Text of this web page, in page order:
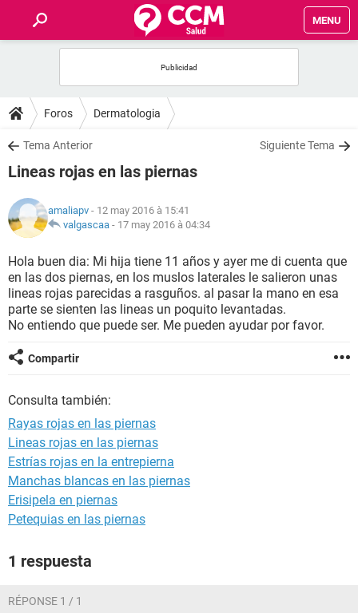
MENU
FORUMS
SALUD
NUTRICIÓN
BIENESTAR
SEXUALIDAD
GLOSARIO
Foros Dermatologia
Tema Anterior Siguiente Tema
Lineas rojas en las piernas
amaliapv - 12 may 2016 à 15:41
valgascaa - 17 may 2016 à 04:34
Hola buen dia: Mi hija tiene 11 años y ayer me di cuenta que
en las dos piernas, en los muslos laterales le salieron unas
lineas rojas parecidas a rasguños. al pasar la mano en esa
parte se sienten las lineas un poquito levantadas.
No entiendo que puede ser. Me pueden ayudar por favor.
Compartir
Consulta también:
Rayas rojas en las piernas
Lineas rojas en las piernas
Estrías rojas en la entrepierna
Manchas blancas en las piernas
Erisipela en piernas
Petequias en las piernas
1 respuesta
RÉPONSE 1 / 1